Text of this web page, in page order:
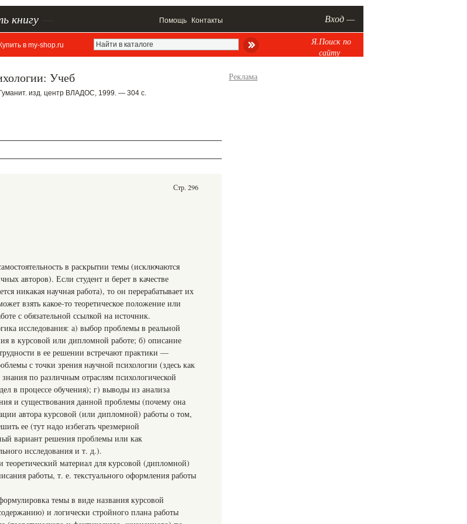
книгу Помощь Контакты Вход —
Купить в my-shop.ru
Я.Поиск по
сайту
Учеб
изд. центр ВЛАДОС, 1999. — 304 с.
Стр. 296
в раскрытии темы (исключаются
авторов). Если студент и берет в качестве
никакая научная работа), то он перерабатывает их
взять какое-то теоретическое положение или
с обязательной ссылкой на источник.
исследования: а) выбор проблемы в реальной
в курсовой или дипломной работе; б) описание
в ее решении встречают практики —
с точки зрения научной психологии (здесь как
по различным отраслям психологической
в процессе обучения); г) выводы из анализа
и существования данной проблемы (почему она
автора курсовой (или дипломной) работы о том,
ее (тут надо избегать чрезмерной
вариант решения проблемы или как
исследования и т. д.).
материал для курсовой (дипломной)
работы, т. е. текстуального оформления работы
темы в виде названия курсовой
и логически стройного плана работы
Реклама